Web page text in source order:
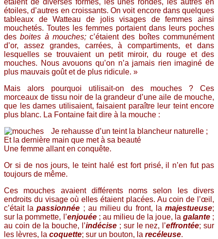
étoiles, d’autres en croissants. On voit encore dans quelques
tableaux de Watteau de jolis visages de femmes ainsi
mouchetés. Toutes les femmes portaient dans leurs poches
desboites à mouches;c’étaient des boîtes communément
d’or, assez grandes, carrées, à compartiments, et dans
lesquelles se trouvaient un petit miroir, du rouge et des
mouches. Nous avouons qu’on n’a jamais rien imaginé de
plus mauvais goût et de plus ridicule. »
Mais alors pourquoi utilisait-on des mouches ? Ces
morceaux de tissu noir de la grandeur d’une aile de mouche,
que les dames utilisaient, faisaient paraître leur teint encore
plus blanc. La Fontaine fait dire à la mouche :
Je rehausse d’un teint la blancheur naturelle ;
Et la dernière main que met à sa beauté
Une femme allant en conquête.
Or si de nos jours, le teint halé est fort prisé, il n’en fut pas
toujours de même.
Ces mouches avaient différents noms selon les divers
endroits du visage où elles étaient placées. Au coin de l’œil,
c’était lapassionnée ; au milieu du front, lamajestueuse;
sur la pommette, l’enjouée; au milieu de la joue, la galante;
au coin de la bouche, l’indécise ; sur le nez, l’effrontée; sur
les lèvres, la coquette; sur un bouton, la recéleuse.